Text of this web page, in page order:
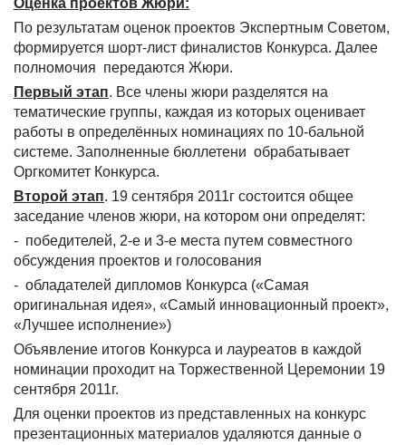
Оценка проектов Жюри:
По результатам оценок проектов Экспертным Советом,
формируется шорт-лист финалистов Конкурса. Далее
полномочия передаются Жюри.
Первый этап. Все члены жюри разделятся на
тематические группы, каждая из которых оценивает
работы в определённых номинациях по 10-бальной
системе. Заполненные бюллетени обрабатывает
Оргкомитет Конкурса.
Второй этап. 19 сентября 2011г состоится общее
заседание членов жюри, на котором они определят:
- победителей, 2-е и 3-е места путем совместного
обсуждения проектов и голосования
- обладателей дипломов Конкурса («Самая
оригинальная идея», «Самый инновационный проект»,
«Лучшее исполнение»)
Объявление итогов Конкурса и лауреатов в каждой
номинации проходит на Торжественной Церемонии 19
сентября 2011г.
Для оценки проектов из представленных на конкурс
презентационных материалов удаляются данные о